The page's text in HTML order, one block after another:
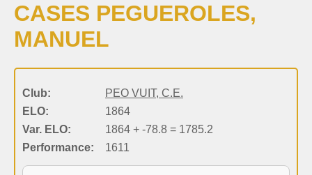
CASES PEGUEROLES,
MANUEL
Club:
PEO VUIT, C.E.
ELO:
1864
Var. ELO:
1864 + -78.8 = 1785.2
Performance:
1611